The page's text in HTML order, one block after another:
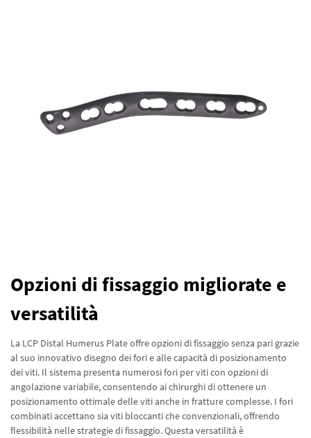
Opzioni di fissaggio migliorate e
versatilità
La LCP Distal Humerus Plate offre opzioni di fissaggio senza pari grazie
al suo innovativo disegno dei fori e alle capacità di posizionamento
dei viti. Il sistema presenta numerosi fori per viti con opzioni di
angolazione variabile, consentendo ai chirurghi di ottenere un
posizionamento ottimale delle viti anche in fratture complesse. I fori
combinati accettano sia viti bloccanti che convenzionali, offrendo
flessibilità nelle strategie di fissaggio. Questa versatilità è